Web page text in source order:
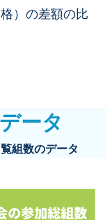
）の差額の比
ータ
組数のデータ